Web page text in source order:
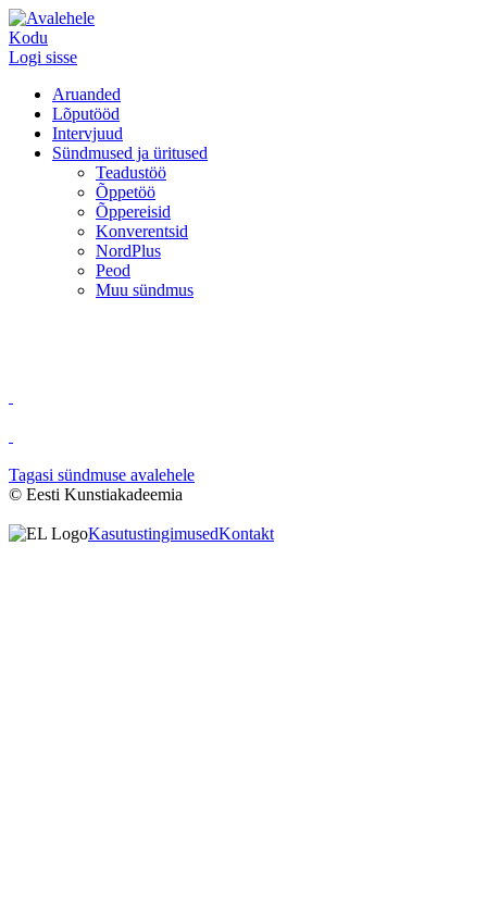
Kodu
Logi sisse
Aruanded
Lõputööd
Intervjuud
Sündmused ja üritused
Teadustöö
Õppetöö
Õppereisid
Konverentsid
NordPlus
Peod
Muu sündmus
Tagasi sündmuse avalehele
© Eesti Kunstiakadeemia
KasutustingimusedKontakt